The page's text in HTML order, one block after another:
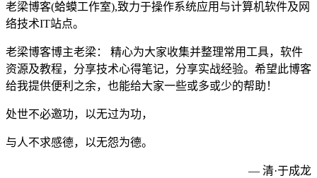
老梁博客(蛤蟆工作室),致力于操作系统应用与计算机软件及网
络技术IT站点。
老梁博客博主老梁： 精心为大家收集并整理常用工具，软件
资源及教程，分享技术心得笔记，分享实战经验。希望此博客
给我提供便利之余，也能给大家一些或多或少的帮助！
处世不必邀功，以无过为功，
与人不求感德，以无怨为德。
— 清·于成龙